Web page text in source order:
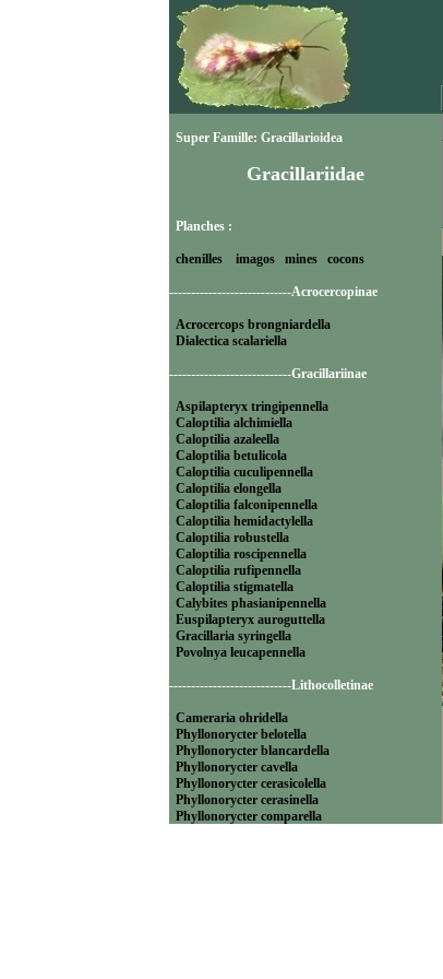
Super Famille: Gracillarioidea
Gracillariidae
Planches :
chenilles imagos mines cocons
----------------------------Acrocercopinae
Acrocercops brongniardella
Dialectica scalariella
----------------------------Gracillariinae
Aspilapteryx tringipennella
Caloptilia alchimiella
Caloptilia azaleella
Caloptilia betulicola
Caloptilia cuculipennella
Caloptilia elongella
Caloptilia falconipennella
Caloptilia hemidactylella
Caloptilia robustella
Caloptilia roscipennella
Caloptilia rufipennella
Caloptilia stigmatella
Calybites phasianipennella
Euspilapteryx auroguttella
Gracillaria syringella
Povolnya leucapennella
----------------------------Lithocolletinae
Cameraria ohridella
Phyllonorycter belotella
Phyllonorycter blancardella
Phyllonorycter cavella
Phyllonorycter cerasicolella
Phyllonorycter cerasinella
Phyllonorycter comparella